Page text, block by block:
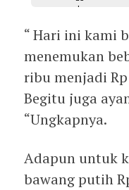
“ Hari ini kami
menemukan
ribu menjadi
Begitu juga
“Ungkapnya.
Adapun untuk
bawang putih